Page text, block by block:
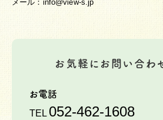
メール：info@view-s.jp
お気軽にお問い合わ
お電話
TEL 052-462-1608